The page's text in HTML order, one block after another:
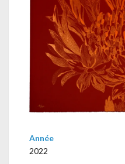
Année
2022